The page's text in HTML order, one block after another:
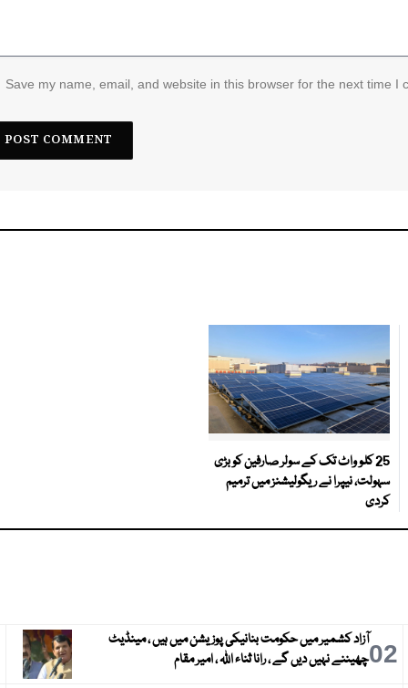
Save my name, email, and website in this browser for the next time I
25 کلو واٹ تک کے سولر صارفین کو بڑی
سہولت، نیپرا نے ریگولیشنز میں ترمیم
کردی
02آزاد کشمیر میں حکومت بنانیکی پوزیشن میں ہیں ، مینڈیٹ
چھیننے نہیں دیں گے ، رانا ثناء اللہ ، امیر مقام